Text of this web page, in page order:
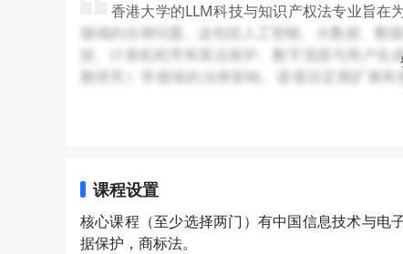
香港大学的LLM科技与知识产权法专业旨在
领域的法律问题。这包括人工智能、大数据、数
技、计算机程序和算法保护、数字混搭与用户
胞研究）等领域的法律影响。该项目定期扩展
题。该专业侧重于培养学生在技术法和知识产
招生特点
：申请者需要满足一定的学历要
外，需要按照课程设置要求选择核心课程和选修
课程设置
核心课程（至少选择两门）有中国信息技术与电
据保护，商标法。